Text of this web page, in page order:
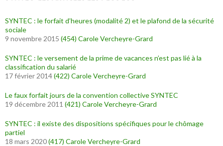
SYNTEC : le forfait d’heures (modalité 2) et le plafond de la sécurité
sociale
9 novembre 2015 (454) Carole Vercheyre-Grard
SYNTEC : le versement de la prime de vacances n’est pas lié à la
classification du salarié
17 février 2014(422) Carole Vercheyre-Grard
Le faux forfait jours de la convention collective SYNTEC
19 décembre 2011 (421) Carole Vercheyre-Grard
SYNTEC : il existe des dispositions spécifiques pour le chômage
partiel
18 mars 2020(417) Carole Vercheyre-Grard